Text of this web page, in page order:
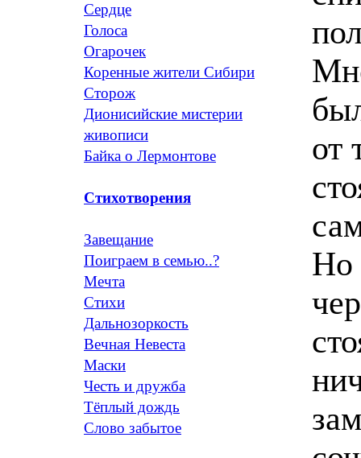
Сердце
Голоса
Огарочек
Коренные жители Сибири
Сторож
Дионисийские мистерии
живописи
Байка о Лермонтове
Стихотворения
Завещание
Поиграем в семью..?
Мечта
Стихи
Дальнозоркость
Вечная Невеста
Маски
Честь и дружба
Тёплый дождь
Слово забытое
от
Но